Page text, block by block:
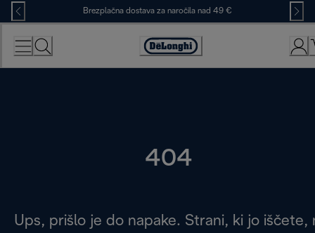
Skip
to
Content
Brezplačna dostava za naročila nad 49 €
Accessibility
Statement
404
Ups, prišlo je do napake. Strani, ki jo iščete,